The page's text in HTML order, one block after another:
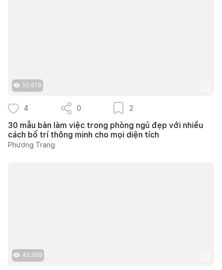
10.619
4 0 2
30 mẫu bàn làm việc trong phòng ngủ đẹp với nhiều
cách bố trí thông minh cho mọi diện tích
Phương Trang
43.309